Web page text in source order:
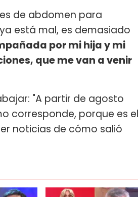
de abdomen para
está mal, es demasiado
por mi hija y mi
que me van a venir
"A partir de agosto
corresponde, porque es el
noticias de cómo salió